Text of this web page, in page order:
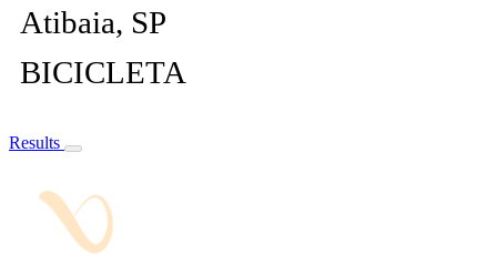
Atibaia, SP
BICICLETA
Results